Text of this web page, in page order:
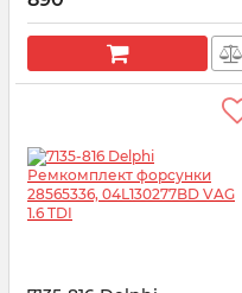
Артикул: F00VC05001